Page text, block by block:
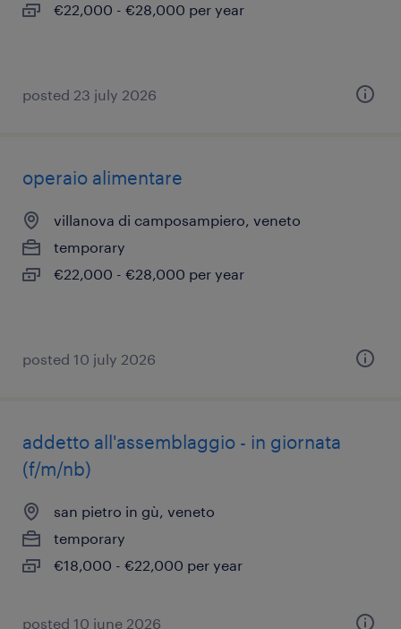
€22,000 - €28,000 per year
posted 23 july 2026
operaio alimentare
villanova di camposampiero, veneto
temporary
€22,000 - €28,000 per year
posted 10 july 2026
addetto all'assemblaggio - in giornata
(f/m/nb)
san pietro in gù, veneto
temporary
€18,000 - €22,000 per year
posted 10 june 2026